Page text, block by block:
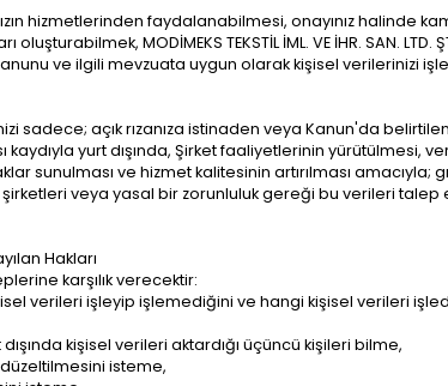
hizmetlerinden faydalanabilmesi, onayınız
MODİMEKS TEKSTİL İML. VE İHR. SAN.
ve ilgili mevzuata uygun olarak kişisel verilerinizi
sadece; açık rızanıza istinaden veya Kanun'da
yurt dışında, Şirket faaliyetlerinin yürütülmesi,
sunulması ve hizmet kalitesinin artırılması amacıyla;
veya yasal bir zorunluluk gereği bu verileri talep
Hakları
karşılık verecektir:
kişisel verileri işleyip işlemediğini ve hangi kişisel verileri
dışında kişisel verileri aktardığı üçüncü kişileri bilme,
isteme,